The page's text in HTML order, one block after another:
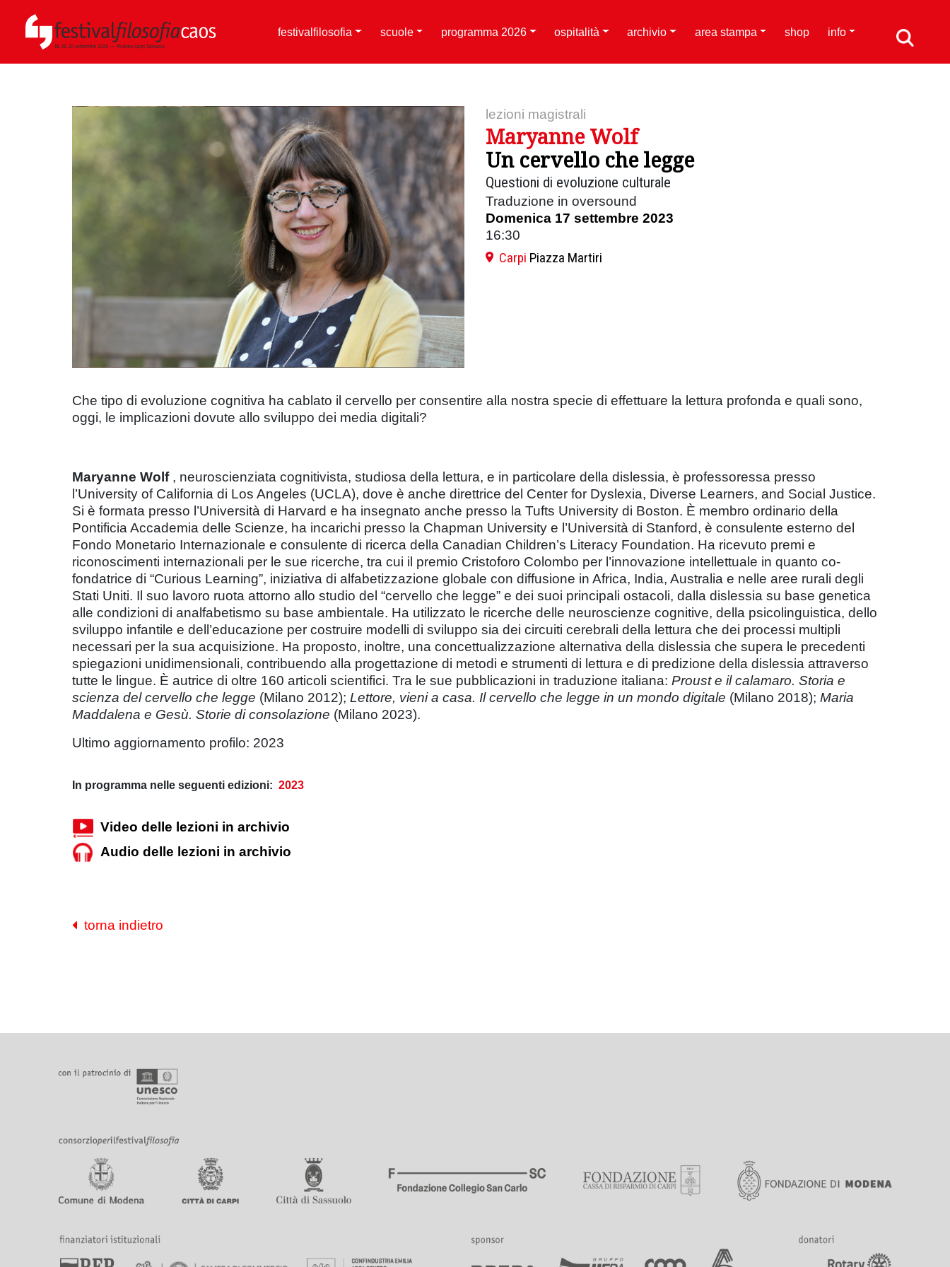
festivalfilosofia scuole programma 2026 ospitalità archivio area stampa shop info
lezioni magistrali
Maryanne Wolf
Un cervello che legge
Questioni di evoluzione culturale
Traduzione in oversound
Domenica 17 settembre 2023
16:30
Carpi Piazza Martiri
Che tipo di evoluzione cognitiva ha cablato il cervello per consentire alla nostra specie di effettuare la lettura profonda e quali sono,
oggi, le implicazioni dovute allo sviluppo dei media digitali?
Maryanne Wolf , neuroscienziata cognitivista, studiosa della lettura, e in particolare della dislessia, è professoressa presso
l’University of California di Los Angeles (UCLA), dove è anche direttrice del Center for Dyslexia, Diverse Learners, and Social Justice.
Si è formata presso l’Università di Harvard e ha insegnato anche presso la Tufts University di Boston. È membro ordinario della
Pontificia Accademia delle Scienze, ha incarichi presso la Chapman University e l’Università di Stanford, è consulente esterno del
Fondo Monetario Internazionale e consulente di ricerca della Canadian Children’s Literacy Foundation. Ha ricevuto premi e
riconoscimenti internazionali per le sue ricerche, tra cui il premio Cristoforo Colombo per l’innovazione intellettuale in quanto co-
fondatrice di “Curious Learning”, iniziativa di alfabetizzazione globale con diffusione in Africa, India, Australia e nelle aree rurali degli
Stati Uniti. Il suo lavoro ruota attorno allo studio del “cervello che legge” e dei suoi principali ostacoli, dalla dislessia su base genetica
alle condizioni di analfabetismo su base ambientale. Ha utilizzato le ricerche delle neuroscienze cognitive, della psicolinguistica, dello
sviluppo infantile e dell’educazione per costruire modelli di sviluppo sia dei circuiti cerebrali della lettura che dei processi multipli
necessari per la sua acquisizione. Ha proposto, inoltre, una concettualizzazione alternativa della dislessia che supera le precedenti
spiegazioni unidimensionali, contribuendo alla progettazione di metodi e strumenti di lettura e di predizione della dislessia attraverso
tutte le lingue. È autrice di oltre 160 articoli scientifici. Tra le sue pubblicazioni in traduzione italiana: Proust e il calamaro. Storia e
scienza del cervello che legge (Milano 2012); Lettore, vieni a casa. Il cervello che legge in un mondo digitale (Milano 2018); Maria
Maddalena e Gesù. Storie di consolazione (Milano 2023).
Ultimo aggiornamento profilo: 2023
In programma nelle seguenti edizioni: 2023
Video delle lezioni in archivio
Audio delle lezioni in archivio
torna indietro